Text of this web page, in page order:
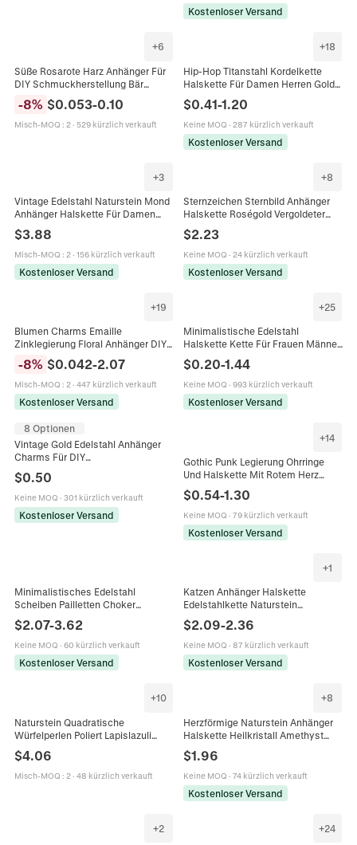
Kostenloser Versand
+6
Süße Rosarote Harz Anhänger Für
DIY Schmuckherstellung Bär
Anhänger Für Schlüsselanhänger
Armband Halskette
-8% $0.053-0.10
Misch-MOQ : 2· 529 kürzlich verkauft
+18
Hip-Hop Titanstahl Kordelkette
Halskette Für Damen Herren Gold
Kettenglied Personalisierter
Schmuck
$0.41-1.20
Keine MOQ · 287 kürzlich verkauft
Kostenloser Versand
+3
Vintage Edelstahl Naturstein Mond
Anhänger Halskette Für Damen
Amethyst Rosenquarz Himmlischer
Mode Schmuck
$3.88
Misch-MOQ : 2· 156 kürzlich verkauft
Kostenloser Versand
+8
Sternzeichen Sternbild Anhänger
Halskette Roségold Vergoldeter
Edelstahl Runde Scheibe Straß
Minimalistischer Schmuck Damen
$2.23
Keine MOQ · 24 kürzlich verkauft
Kostenloser Versand
+19
Blumen Charms Emaille
Zinklegierung Floral Anhänger DIY
Schmuck Halskette Armband
Schlüsselanhänger Kirschblüte
Rose
-8% $0.042-2.07
Misch-MOQ : 2· 447 kürzlich verkauft
Kostenloser Versand
+25
Minimalistische Edelstahl
Halskette Kette Für Frauen Männer
Gold Roségold Silber Gliederkette
Nicht Verblassender Schmuck
$0.20-1.44
Keine MOQ · 993 kürzlich verkauft
Kostenloser Versand
8 Optionen
Vintage Gold Edelstahl Anhänger
Charms Für DIY
Schmuckherstellung Geprägte
Rose Herz Walflosse Damen
Halskette Armband
$0.50
Keine MOQ · 301 kürzlich verkauft
Kostenloser Versand
+14
Gothic Punk Legierung Ohrringe
Und Halskette Mit Rotem Herz
Stachelball Retro Dunkler Schmuck
$0.54-1.30
Keine MOQ · 79 kürzlich verkauft
Kostenloser Versand
Minimalistisches Edelstahl
Scheiben Pailletten Choker
Halskette Für Damen 14K Gold
Roségold Silber Plattiert Zierliche
Kette Schmuck
$2.07-3.62
Keine MOQ · 60 kürzlich verkauft
Kostenloser Versand
+1
Katzen Anhänger Halskette
Edelstahlkette Naturstein
Amethyst Rosenquarz Tigerauge
Opal Aventurin Tier Schmuck
Damen
$2.09-2.36
Keine MOQ · 87 kürzlich verkauft
Kostenloser Versand
+10
Naturstein Quadratische
Würfelperlen Poliert Lapislazuli
Schmuckherstellung Armband
Halskette Bastelbedarf
$4.06
Misch-MOQ : 2· 48 kürzlich verkauft
+8
Herzförmige Naturstein Anhänger
Halskette Heilkristall Amethyst
Edelstein Boho Schmuck
$1.96
Keine MOQ · 74 kürzlich verkauft
Kostenloser Versand
+2 +24